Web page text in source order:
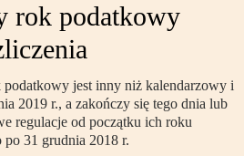
rok podatkowy
jest inny niż kalendarzowy i
2019 r., a zakończy się tego dnia lub
regulacje od początku ich roku
po 31 grudnia 2018 r.